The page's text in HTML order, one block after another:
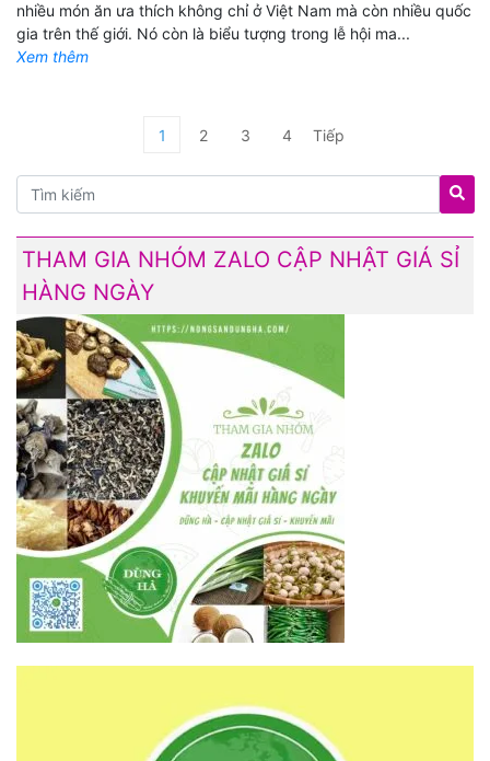
nhiều món ăn ưa thích không chỉ ở Việt Nam mà còn nhiều quốc
gia trên thế giới. Nó còn là biểu tượng trong lễ hội ma...
Xem thêm
1 2 3 4 Tiếp
THAM GIA NHÓM ZALO CẬP NHẬT GIÁ SỈ
HÀNG NGÀY